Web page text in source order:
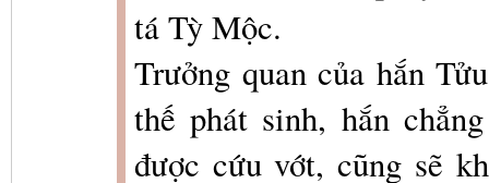
tá Tỳ Mộc.
Trưởng quan của hắn
thế phát sinh, hắn
được cứu vớt, cũng sẽ